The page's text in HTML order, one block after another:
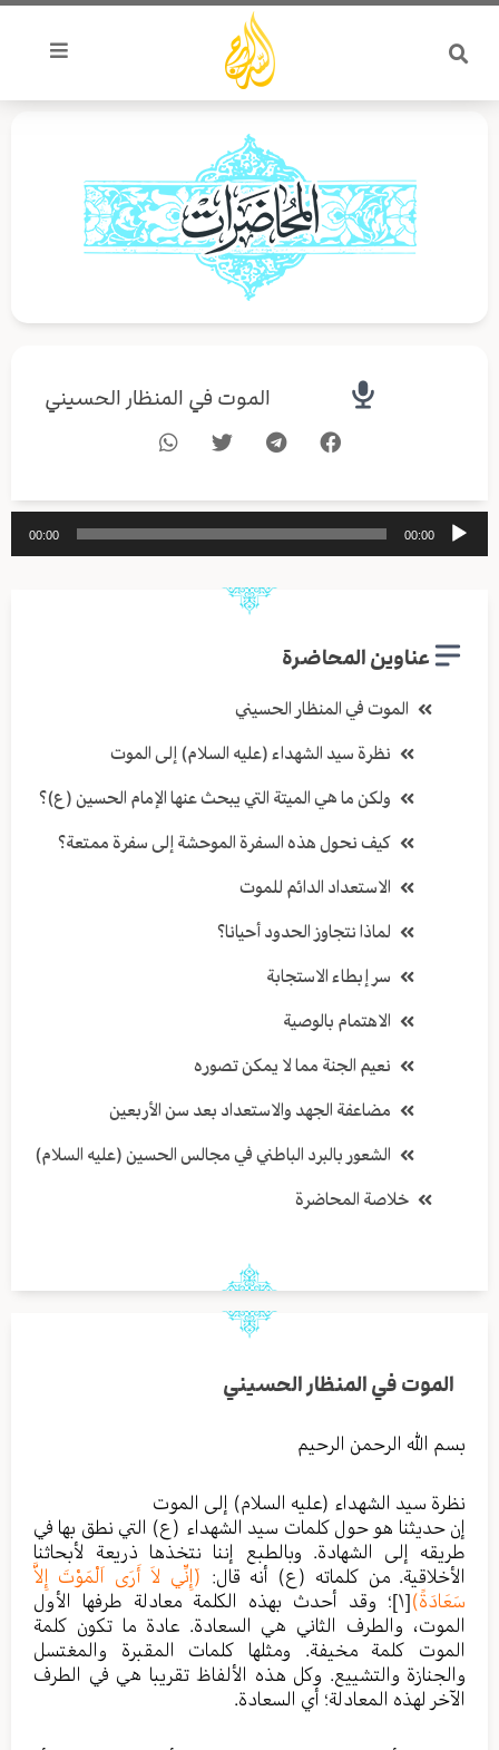
تخطي
المحتوى
الموت في المنظار الحسيني
مشغل
الصوت
00:00
00:00
عناوين المحاضرة
الموت في المنظار الحسيني
نظرة سيد الشهداء (عليه السلام) إلى الموت
ولكن ما هي الميتة التي يبحث عنها الإمام الحسين (ع)؟
كيف نحول هذه السفرة الموحشة إلى سفرة ممتعة؟
الاستعداد الدائم للموت
لماذا نتجاوز الحدود أحيانا؟
سر إبطاء الاستجابة
الاهتمام بالوصية
نعيم الجنة مما لا يمكن تصوره
مضاعفة الجهد والاستعداد بعد سن الأربعين
الشعور بالبرد الباطني في مجالس الحسين (عليه السلام)
خلاصة المحاضرة
الموت في المنظار الحسيني
بسم الله الرحمن الرحيم
نظرة سيد الشهداء (عليه السلام) إلى الموت
إن حديثنا هو حول كلمات سيد الشهداء (ع) التي نطق بها في
طريقه إلى الشهادة. وبالطبع إننا نتخذها ذريعة لأبحاثنا
الأخلاقية. من كلماته (ع) أنه قال: (َإِنِّي لاَ أَرَى اَلْمَوْتَ إِلاَّ
سَعَادَةً)[١] ؛ وقد أحدث بهذه الكلمة معادلة طرفها الأول
الموت، والطرف الثاني هي السعادة. عادة ما تكون كلمة
الموت كلمة مخيفة. ومثلها كلمات المقبرة والمغتسل
والجنازة والتشييع. وكل هذه الألفاظ تقريبا هي في الطرف
الآخر لهذه المعادلة؛ أي السعادة.